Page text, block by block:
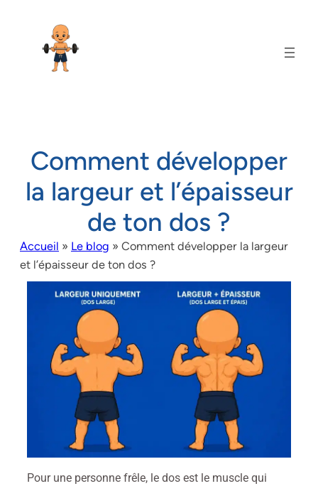
Comment développer
la largeur et l’épaisseur
de ton dos ?
Accueil » Le blog » Comment développer la largeur
et l’épaisseur de ton dos ?
Pour une personne frêle, le dos est le muscle qui